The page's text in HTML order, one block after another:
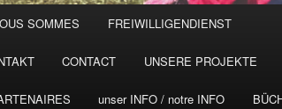
SOMMES FREIWILLIGENDIENST
CONTACT UNSERE PROJEKTE
unser INFO / notre INFO